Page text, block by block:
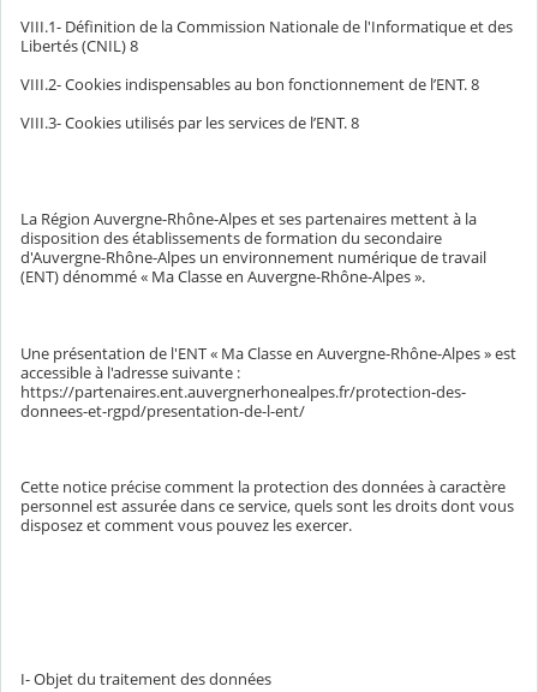
VIII.1- Définition de la Commission Nationale de l'Informatique et des
Libertés (CNIL)8
VIII.2- Cookies indispensables au bon fonctionnement de l’ENT.8
VIII.3- Cookies utilisés par les services de l’ENT.8
La Région Auvergne-Rhône-Alpes et ses partenaires mettent à la
disposition des établissements de formation du secondaire
d'Auvergne-Rhône-Alpes un environnement numérique de travail
(ENT) dénommé « Ma Classe en Auvergne-Rhône-Alpes ».
Une présentation de l'ENT « Ma Classe en Auvergne-Rhône-Alpes » est
accessible à l'adresse suivante :
https://partenaires.ent.auvergnerhonealpes.fr/protection-des-
donnees-et-rgpd/presentation-de-l-ent/
Cette notice précise comment la protection des données à caractère
personnel est assurée dans ce service, quels sont les droits dont vous
disposez et comment vous pouvez les exercer.
I- Objet du traitement des données